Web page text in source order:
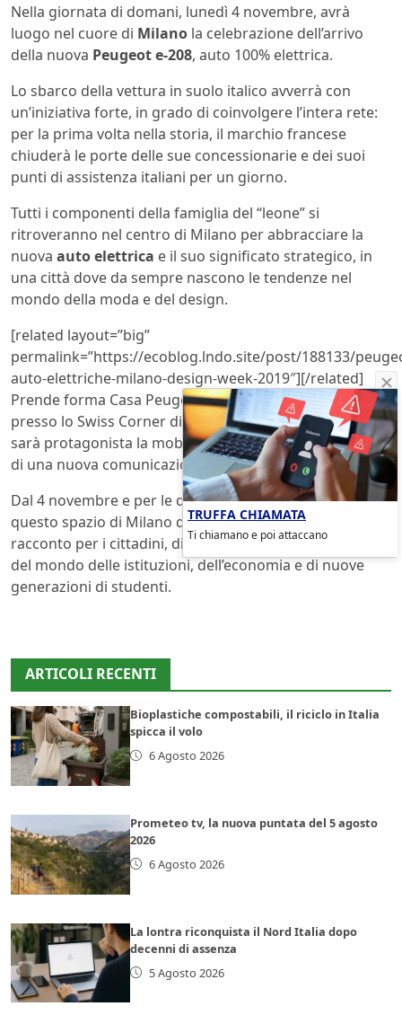
Nella giornata di domani, lunedì 4 novembre, avrà
luogo nel cuore di Milano la celebrazione dell’arrivo
della nuova Peugeot e-208, auto 100% elettrica.
Lo sbarco della vettura in suolo italico avverrà con
un’iniziativa forte, in grado di coinvolgere l’intera rete:
per la prima volta nella storia, il marchio francese
chiuderà le porte delle sue concessionarie e dei suoi
punti di assistenza italiani per un giorno.
Tutti i componenti della famiglia del “leone” si
ritroveranno nel centro di Milano per abbracciare la
nuova auto elettrica e il suo significato strategico, in
una città dove da sempre nascono le tendenze nel
mondo della moda e del design.
[related layout=”big”
permalink=”https://ecoblog.lndo.site/post/188133/
auto-elettriche-milano-design-week-2019″][/related]
Prende forma Casa Peugeot, una nuova installazione
presso lo Swiss Corner di Via Palestro, un luogo dove
sarà protagonista la mobilità sostenibile, con l’apporto
di una nuova comunicazione dedicata.
Dal 4 novembre e per le due settimane successive,
questo spazio di Milano diventerà il punto di incontro e
racconto per i cittadini, di dibattiti con rappresentanti
del mondo delle istituzioni, dell’economia e di nuove
generazioni di studenti.
ARTICOLI RECENTI
Bioplastiche compostabili, il riciclo in Italia
spicca il volo
6 Agosto 2026
Prometeo tv, la nuova puntata del 5 agosto
2026
6 Agosto 2026
La lontra riconquista il Nord Italia dopo
decenni di assenza
5 Agosto 2026
TRUFFA CHIAMATA
Ti chiamano e poi attaccano